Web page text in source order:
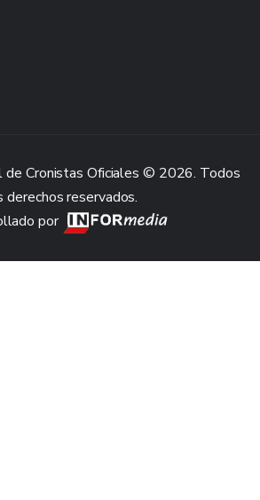
de Cronistas Oficiales © 2026. Todos
derechos reservados.
por